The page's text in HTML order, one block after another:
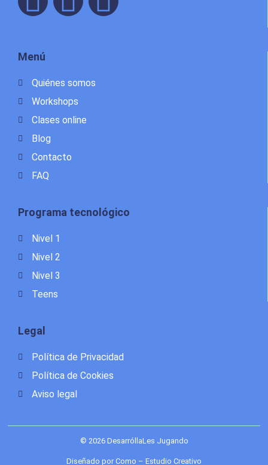
Menú
Quiénes somos
Workshops
Clases online
Blog
Contacto
FAQ
Programa tecnológico
Nivel 1
Nivel 2
Nivel 3
Teens
Legal
Política de Privacidad
Política de Cookies
Aviso legal
© 2026 DesarróllaLes Jugando
Diseñado por Como – Estudio Creativo